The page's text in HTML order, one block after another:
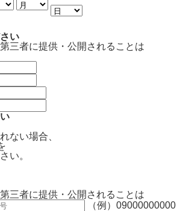
い
三者に提供・公開されることは
ない場合、
い。
三者に提供・公開されることは
（例）09000000000